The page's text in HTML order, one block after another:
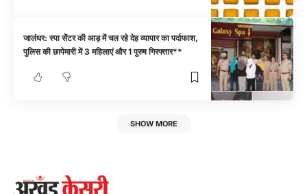
जालंधर: स्पा सेंटर की आड़ में चल रहे देह व्यापार का पर्दाफाश,
पुलिस की छापेमारी में 3 महिलाएं और 1 पुरुष गिरफ्तार**
SHOW MORE